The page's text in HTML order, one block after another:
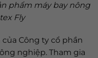
phẩm máy bay nông
Fly
Công ty cổ phần
nghiệp. Tham gia